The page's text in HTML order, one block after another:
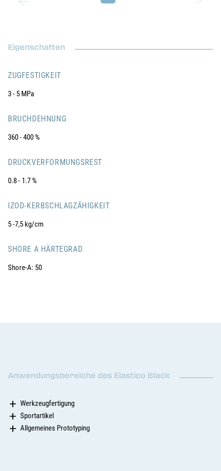
Eigenschaften
ZUGFESTIGKEIT
3 - 5 MPa
BRUCHDEHNUNG
360 - 400 %
DRUCKVERFORMUNGSREST
0.8 - 1.7 %
IZOD-KERBSCHLAGZÄHIGKEIT
5 -7,5 kg/cm
SHORE A HÄRTEGRAD
Shore-A: 50
Anwendungsbereiche des Elastico Black
Werkzeugfertigung
Sportartikel
Allgemeines Prototyping